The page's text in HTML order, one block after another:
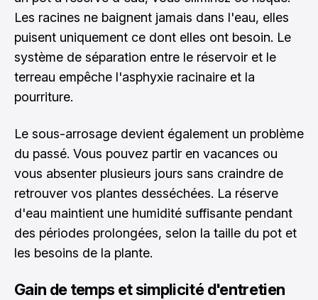
Les racines ne baignent jamais dans l'eau, elles
puisent uniquement ce dont elles ont besoin. Le
système de séparation entre le réservoir et le
terreau empêche l'asphyxie racinaire et la
pourriture.
Le sous-arrosage devient également un problème
du passé. Vous pouvez partir en vacances ou
vous absenter plusieurs jours sans craindre de
retrouver vos plantes desséchées. La réserve
d'eau maintient une humidité suffisante pendant
des périodes prolongées, selon la taille du pot et
les besoins de la plante.
Gain de temps et simplicité d'entretien